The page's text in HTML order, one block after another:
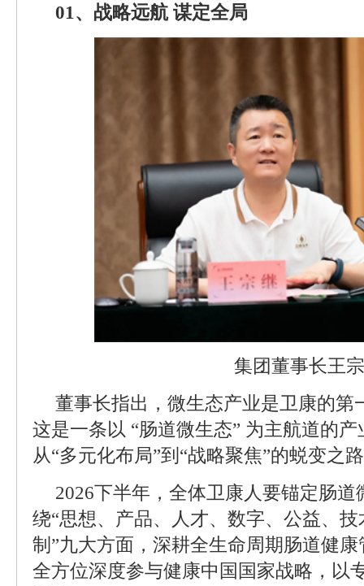
01、战略远航 谋定全局
集团董事长王
董事长指出，微生态产业是卫康的第
这是一条以 “肠道微生态” 为主航道的
从“多元化布局”到“战略聚焦”的蜕变之
2026下半年，全体卫康人要锚定肠
绕“思想、产品、人才、数字、公益、
制”九大方面，深耕全生命周期肠道健
全方位深度参与健康中国国家战略，以